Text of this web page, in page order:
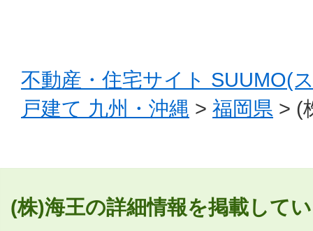
不動産・住宅サイト SUUMO(
戸建て 九州・沖縄 > 福岡県 > (
(株)海王の詳細情報を掲載して